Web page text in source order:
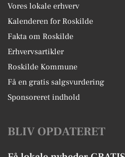
Vores lokale erhverv
Kalenderen for Roskilde
Fakta om Roskilde
Erhvervsartikler
Roskilde Kommune
Få en gratis salgsvurdering
Sponsoreret indhold
BLIV OPDATERET